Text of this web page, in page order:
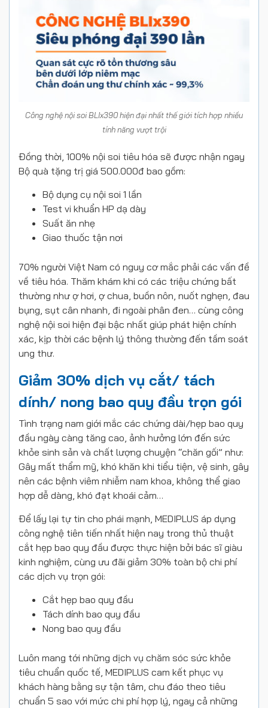
Công nghệ nội soi BLIx390 hiện đại nhất thế giới tích hợp nhiều
tính năng vượt trội
Đồng thời, 100% nội soi tiêu hóa sẽ được nhận ngay
Bộ quà tặng trị giá 500.000đ bao gồm:
Bộ dụng cụ nội soi 1 lần
Test vi khuẩn HP dạ dày
Suất ăn nhẹ
Giao thuốc tận nơi
70% người Việt Nam có nguy cơ mắc phải các vấn đề
về tiêu hóa. Thăm khám khi có các triệu chứng bất
thường như ợ hơi, ợ chua, buồn nôn, nuốt nghẹn, đau
bụng, sụt cân nhanh, đi ngoài phân đen… cùng công
nghệ nội soi hiện đại bậc nhất giúp phát hiện chính
xác, kịp thời các bệnh lý thông thường đến tầm soát
ung thư.
Giảm 30% dịch vụ cắt/ tách
dính/ nong bao quy đầu trọn gói
Tình trạng nam giới mắc các chứng dài/hẹp bao quy
đầu ngày càng tăng cao, ảnh hưởng lớn đến sức
khỏe sinh sản và chất lượng chuyện “chăn gối” như:
Gây mất thẩm mỹ, khó khăn khi tiểu tiện, vệ sinh, gây
nên các bệnh viêm nhiễm nam khoa, không thể giao
hợp dễ dàng, khó đạt khoái cảm…
Để lấy lại tự tin cho phái mạnh, MEDIPLUS áp dụng
công nghệ tiên tiến nhất hiện nay trong thủ thuật
cắt hẹp bao quy đầu được thực hiện bởi bác sĩ giàu
kinh nghiệm, cùng ưu đãi giảm 30% toàn bộ chi phí
các dịch vụ trọn gói:
Cắt hẹp bao quy đầu
Tách dính bao quy đầu
Nong bao quy đầu
Luôn mang tới những dịch vụ chăm sóc sức khỏe
tiêu chuẩn quốc tế, MEDIPLUS cam kết phục vụ
khách hàng bằng sự tận tâm, chu đáo theo tiêu
chuẩn 5 sao với mức chi phí hợp lý, ngay cả những